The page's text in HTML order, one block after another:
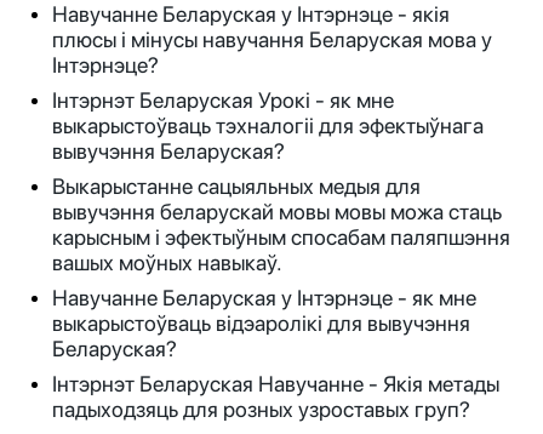
Навучанне Беларуская у Інтэрнэце - якія
плюсы і мінусы навучання Беларуская мова у
Інтэрнэце?
Інтэрнэт Беларуская Урокі - як мне
выкарыстоўваць тэхналогіі для эфектыўнага
вывучэння Беларуская?
Выкарыстанне сацыяльных медыя для
вывучэння беларускай мовы мовы можа стаць
карысным і эфектыўным спосабам паляпшэння
вашых моўных навыкаў.
Навучанне Беларуская у Інтэрнэце - як мне
выкарыстоўваць відэаролікі для вывучэння
Беларуская?
Інтэрнэт Беларуская Навучанне - Якія метады
падыходзяць для розных узроставых груп?